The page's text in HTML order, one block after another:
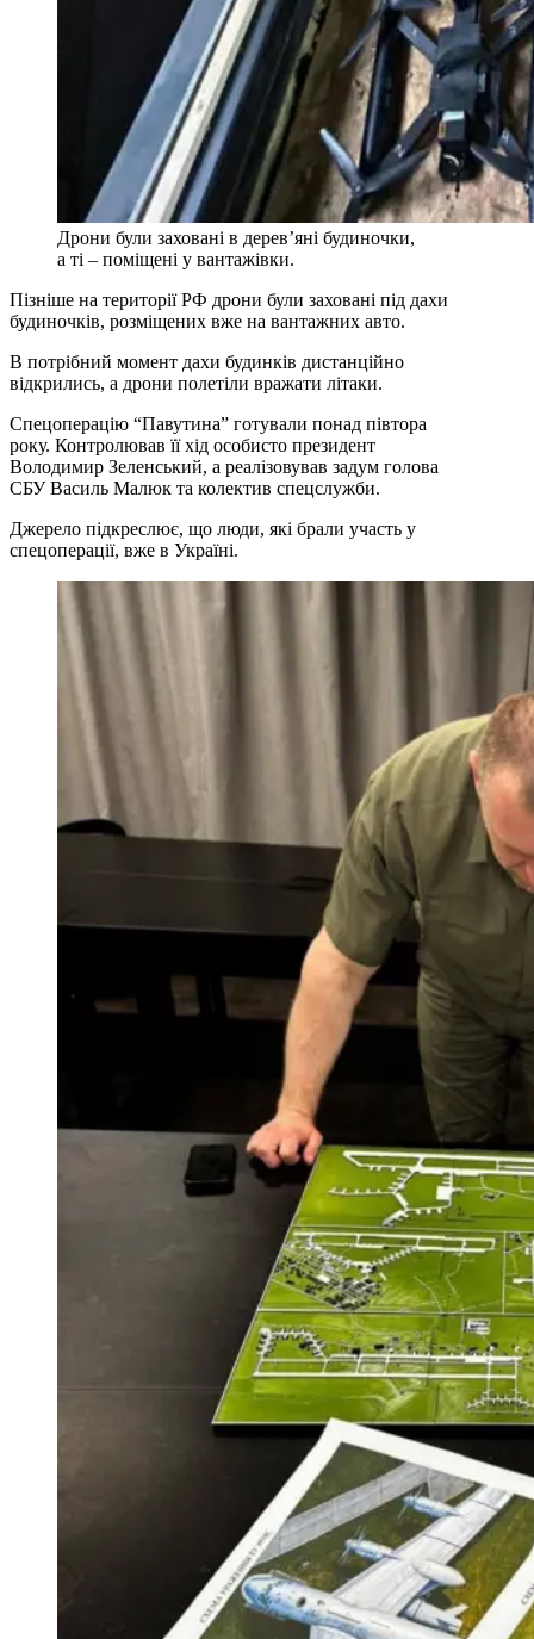
Дрони були заховані в дерев’яні будиночки,
а ті – поміщені у вантажівки.
Пізніше на території РФ дрони були заховані під дахи
будиночків, розміщених вже на вантажних авто.
В потрібний момент дахи будинків дистанційно
відкрились, а дрони полетіли вражати літаки.
Спецоперацію “Павутина” готували понад півтора
року. Контролював її хід особисто президент
Володимир Зеленський, а реалізовував задум голова
СБУ Василь Малюк та колектив спецслужби.
Джерело підкреслює, що люди, які брали участь у
спецоперації, вже в Україні.